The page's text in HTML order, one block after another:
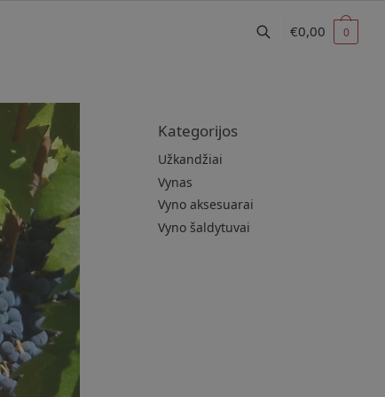
€0,00 0
Kategorijos
Užkandžiai
Vynas
Vyno aksesuarai
Vyno šaldytuvai